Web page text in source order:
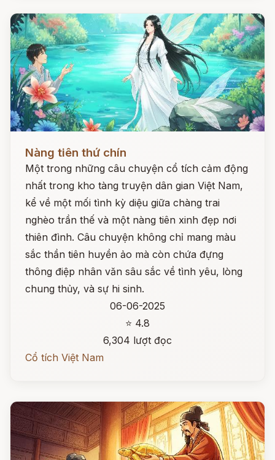
Nàng tiên thứ chín
Một trong những câu chuyện cổ tích cảm động
nhất trong kho tàng truyện dân gian Việt Nam,
kể về một mối tình kỳ diệu giữa chàng trai
nghèo trần thế và một nàng tiên xinh đẹp nơi
thiên đình. Câu chuyện không chỉ mang màu
sắc thần tiên huyền ảo mà còn chứa đựng
thông điệp nhân văn sâu sắc về tình yêu, lòng
chung thủy, và sự hi sinh.
06-06-2025
⭐ 4.8
6,304 lượt đọc
Cổ tích Việt Nam